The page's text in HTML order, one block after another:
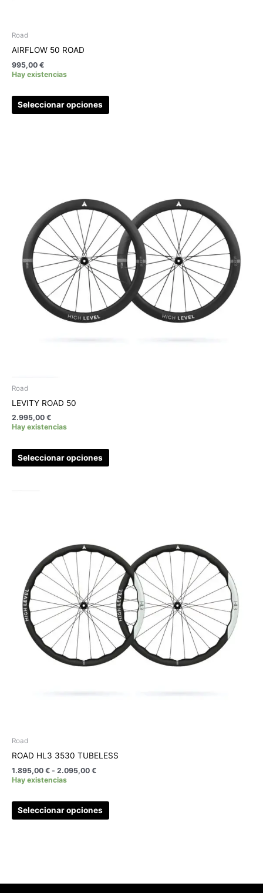
Road
AIRFLOW 50 ROAD
995,00 €
Hay existencias
Seleccionar opciones
Road
LEVITY ROAD 50
2.995,00 €
Hay existencias
Seleccionar opciones
Las
opciones
se
pueden
elegir
en
la
página
de
Road
ROAD HL3 3530 TUBELESS
1.895,00 € - 2.095,00 €
2.095,00 €
Hay existencias
Seleccionar opciones
variantes.
Las
opciones
se
pueden
elegir
en
la
página
de